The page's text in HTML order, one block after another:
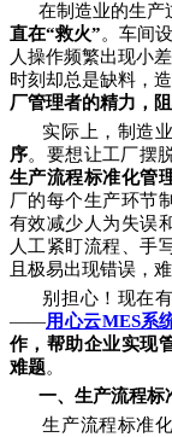
在制造业的生产
直在“救火”。车间
人操作频繁出现小
时刻却总是缺料，
厂管理者的精力，
实际上，制造
序。要想让工厂摆
生产流程标准化管
厂的每个生产环节
有效减少人为失误
人工紧盯流程、手
且极易出现错误，
别担心！现在
——用心云MES系
作，帮助企业实现
难题。
一、生产流程标
生产流程标准